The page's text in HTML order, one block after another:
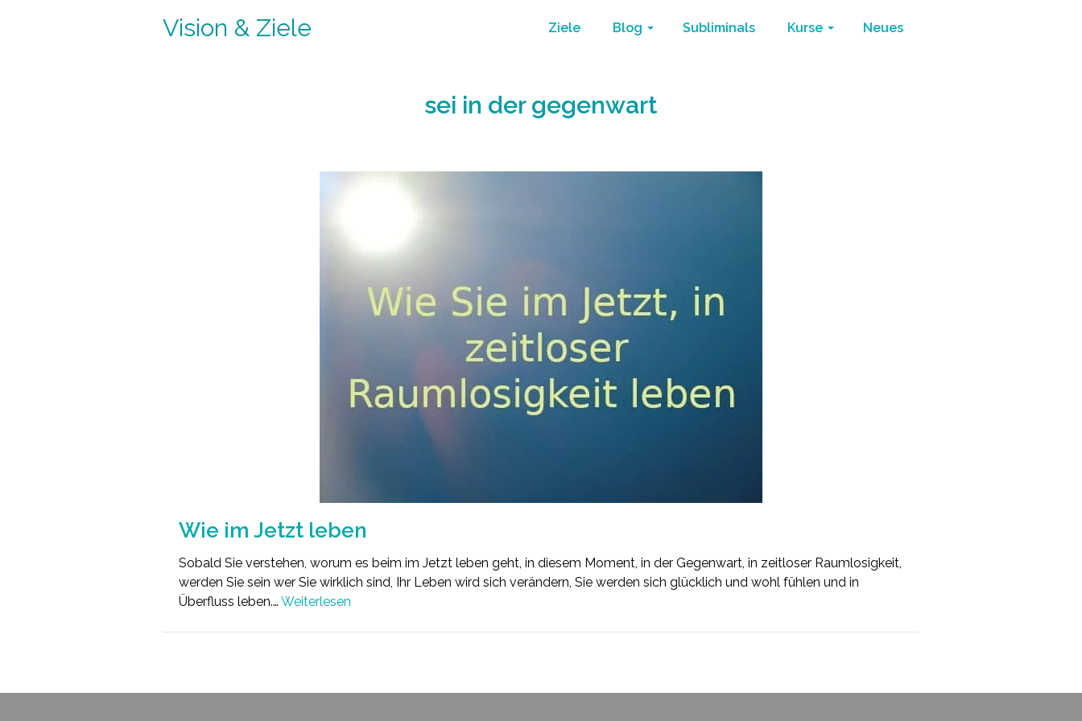
Vision & Ziele Ziele Blog Subliminals Kurse Neues
sei in der gegenwart
Wie im Jetzt leben
Sobald Sie verstehen, worum es beim im Jetzt leben geht, in diesem Moment, in der Gegenwart, in zeitloser Raumlosigkeit,
werden Sie sein wer Sie wirklich sind, Ihr Leben wird sich verändern, Sie werden sich glücklich und wohl fühlen und in
Überfluss leben.… Weiterlesen